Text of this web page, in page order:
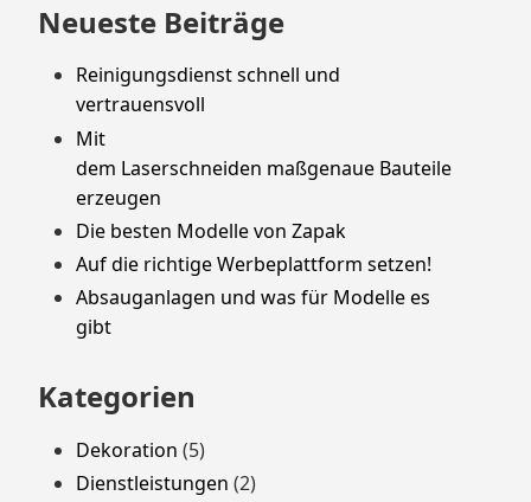
Neueste Beiträge
Reinigungsdienst schnell und
vertrauensvoll
Mit
dem Laserschneiden maßgenaue Bauteile
erzeugen
Die besten Modelle von Zapak
Auf die richtige Werbeplattform setzen!
Absauganlagen und was für Modelle es
gibt
Kategorien
Dekoration (5)
Dienstleistungen (2)